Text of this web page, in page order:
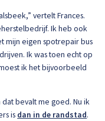
vertelt Frances.
Ik heb ook
mijn eigen spotrepair bus
Ik was toen echt op
ik het bijvoorbeeld
bevalt me goed. Nu ik
is dan in de randstad.